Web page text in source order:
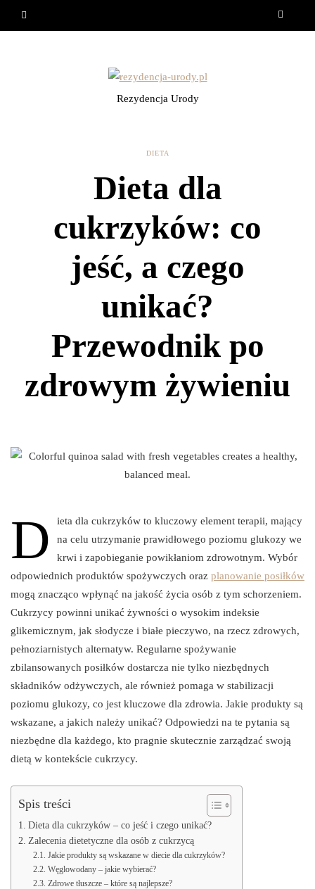
Rezydencja Urody
DIETA
Dieta dla
cukrzyków: co
jeść, a czego
unikać?
Przewodnik po
zdrowym żywieniu
D
ieta dla cukrzyków to kluczowy element terapii, mający
na celu utrzymanie prawidłowego poziomu glukozy we
krwi i zapobieganie powikłaniom zdrowotnym. Wybór
odpowiednich produktów spożywczych oraz planowanie posiłków
mogą znacząco wpłynąć na jakość życia osób z tym schorzeniem.
Cukrzycy powinni unikać żywności o wysokim indeksie
glikemicznym, jak słodycze i białe pieczywo, na rzecz zdrowych,
pełnoziarnistych alternatyw. Regularne spożywanie
zbilansowanych posiłków dostarcza nie tylko niezbędnych
składników odżywczych, ale również pomaga w stabilizacji
poziomu glukozy, co jest kluczowe dla zdrowia. Jakie produkty są
wskazane, a jakich należy unikać? Odpowiedzi na te pytania są
niezbędne dla każdego, kto pragnie skutecznie zarządzać swoją
dietą w kontekście cukrzycy.
Spis treści
Dieta dla cukrzyków – co jeść i czego unikać?
Zalecenia dietetyczne dla osób z cukrzycą
Jakie produkty są wskazane w diecie dla cukrzyków?
Węglowodany – jakie wybierać?
Zdrowe tłuszcze – które są najlepsze?